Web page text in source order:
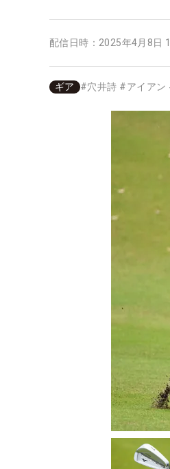
配信日時： 2025年4月8日
ギア #穴井詩 #アイアン